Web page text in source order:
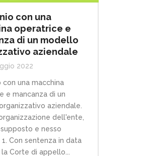
con una
operatrice e
di un modello
aziendale
2022
con una macchina
e mancanza di un
aziendale.
dell'ente,
e nesso
Con sentenza in data
la Corte di appello...